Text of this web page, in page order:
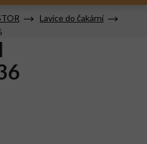
Lavice do čakární